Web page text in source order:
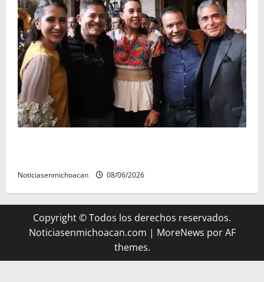
Noticiasenmichoacan 08/06/2026
Copyright © Todos los derechos reservados.
Noticiasenmichoacan.com | MoreNews por AF
themes.